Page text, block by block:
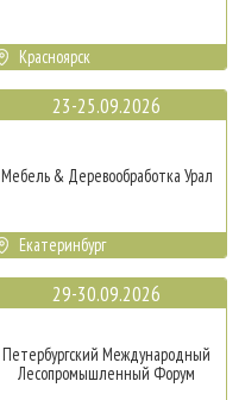
Красноярск
23-25.09.2026
Мебель & Деревообработка Урал
Екатеринбург
29-30.09.2026
Петербургский Международный
Лесопромышленный Форум